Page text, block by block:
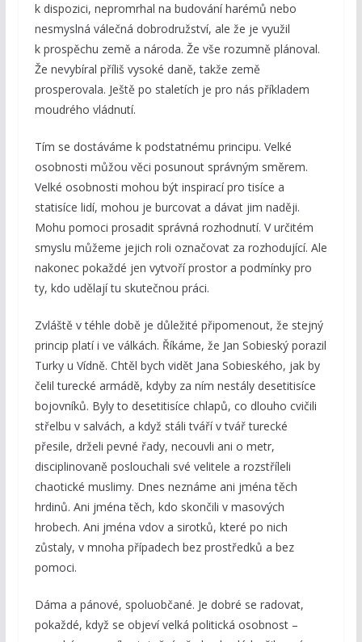
k dispozici, nepromrhal na budování harémů nebo
nesmyslná válečná dobrodružství, ale že je využil
k prospěchu země a národa. Že vše rozumně plánoval.
Že nevybíral příliš vysoké daně, takže země
prosperovala. Ještě po staletích je pro nás příkladem
moudrého vládnutí.
Tím se dostáváme k podstatnému principu. Velké
osobnosti můžou věci posunout správným směrem.
Velké osobnosti mohou být inspirací pro tisíce a
statisíce lidí, mohou je burcovat a dávat jim naději.
Mohu pomoci prosadit správná rozhodnutí. V určitém
smyslu můžeme jejich roli označovat za rozhodující. Ale
nakonec pokaždé jen vytvoří prostor a podmínky pro
ty, kdo udělají tu skutečnou práci.
Zvláště v téhle době je důležité připomenout, že stejný
princip platí i ve válkách. Říkáme, že Jan Sobieský porazil
Turky u Vídně. Chtěl bych vidět Jana Sobieského, jak by
čelil turecké armádě, kdyby za ním nestály desetitisíce
bojovníků. Byly to desetitisíce chlapů, co dlouho cvičili
střelbu v salvách, a když stáli tváří v tvář turecké
přesile, drželi pevné řady, necouvli ani o metr,
disciplinovaně poslouchali své velitele a rozstříleli
chaotické muslimy. Dnes neznáme ani jména těch
hrdinů. Ani jména těch, kdo skončili v masových
hrobech. Ani jména vdov a sirotků, které po nich
zůstaly, v mnoha případech bez prostředků a bez
pomoci.
Dáma a pánové, spoluobčané. Je dobré se radovat,
pokaždé, když se objeví velká politická osobnost –